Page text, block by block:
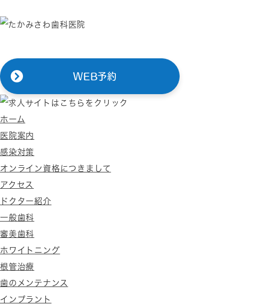
WEB予約
ホーム
医院案内
感染対策
オンライン資格につきまして
アクセス
ドクター紹介
一般歯科
審美歯科
ホワイトニング
根管治療
歯のメンテナンス
インプラント